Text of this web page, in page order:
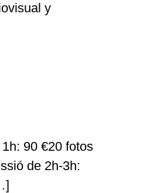
y
90 €20 fotos
de 2h-3h: